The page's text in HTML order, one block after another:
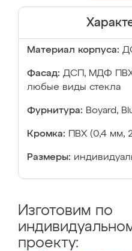
Материал корпуса:
Фасад: ДСП, МДФ ПВХ,
любые виды стекла
Фурнитура: Boyard,
Кромка: ПВХ (0,4 мм,
Размеры:
Изготовим по
проекту: